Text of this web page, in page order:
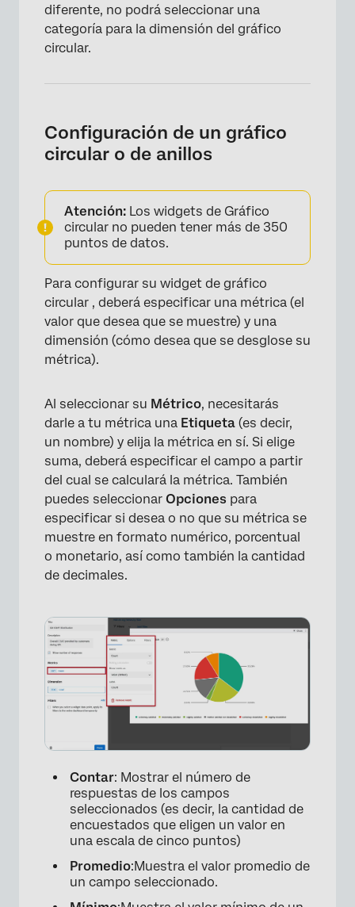
diferente, no podrá seleccionar una
categoría para la dimensión del gráfico
circular.
Configuración de un gráfico
circular o de anillos
Atención: Los widgets de Gráfico
circular no pueden tener más de 350
puntos de datos.
Para configurar su widget de gráfico
circular , deberá especificar una métrica (el
valor que desea que se muestre) y una
dimensión (cómo desea que se desglose su
métrica).
Al seleccionar su Métrico, necesitarás
darle a tu métrica una Etiqueta (es decir,
un nombre) y elija la métrica en sí. Si elige
suma, deberá especificar el campo a partir
del cual se calculará la métrica. También
puedes seleccionar Opciones para
especificar si desea o no que su métrica se
muestre en formato numérico, porcentual
o monetario, así como también la cantidad
de decimales.
Contar: Mostrar el número de
respuestas de los campos
seleccionados (es decir, la cantidad de
encuestados que eligen un valor en
una escala de cinco puntos)
Promedio:Muestra el valor promedio de
un campo seleccionado.